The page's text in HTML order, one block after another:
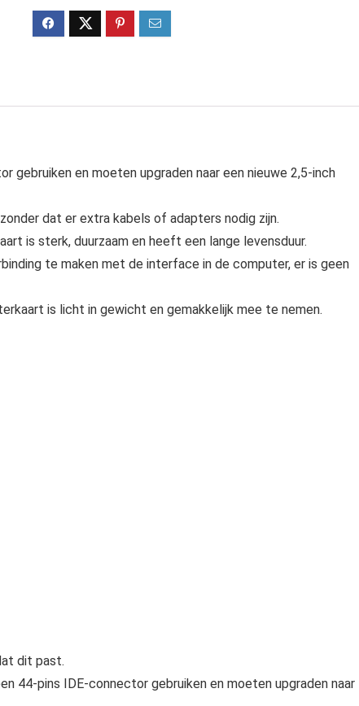
gebruiken en moeten upgraden naar een nieuwe 2,5-inch
dat er extra kabels of adapters nodig zijn.
is sterk, duurzaam en heeft een lange levensduur.
te maken met de interface in de computer, er is geen
is licht in gewicht en gemakkelijk mee te nemen.
dit past.
44‑pins IDE-connector gebruiken en moeten upgraden naar